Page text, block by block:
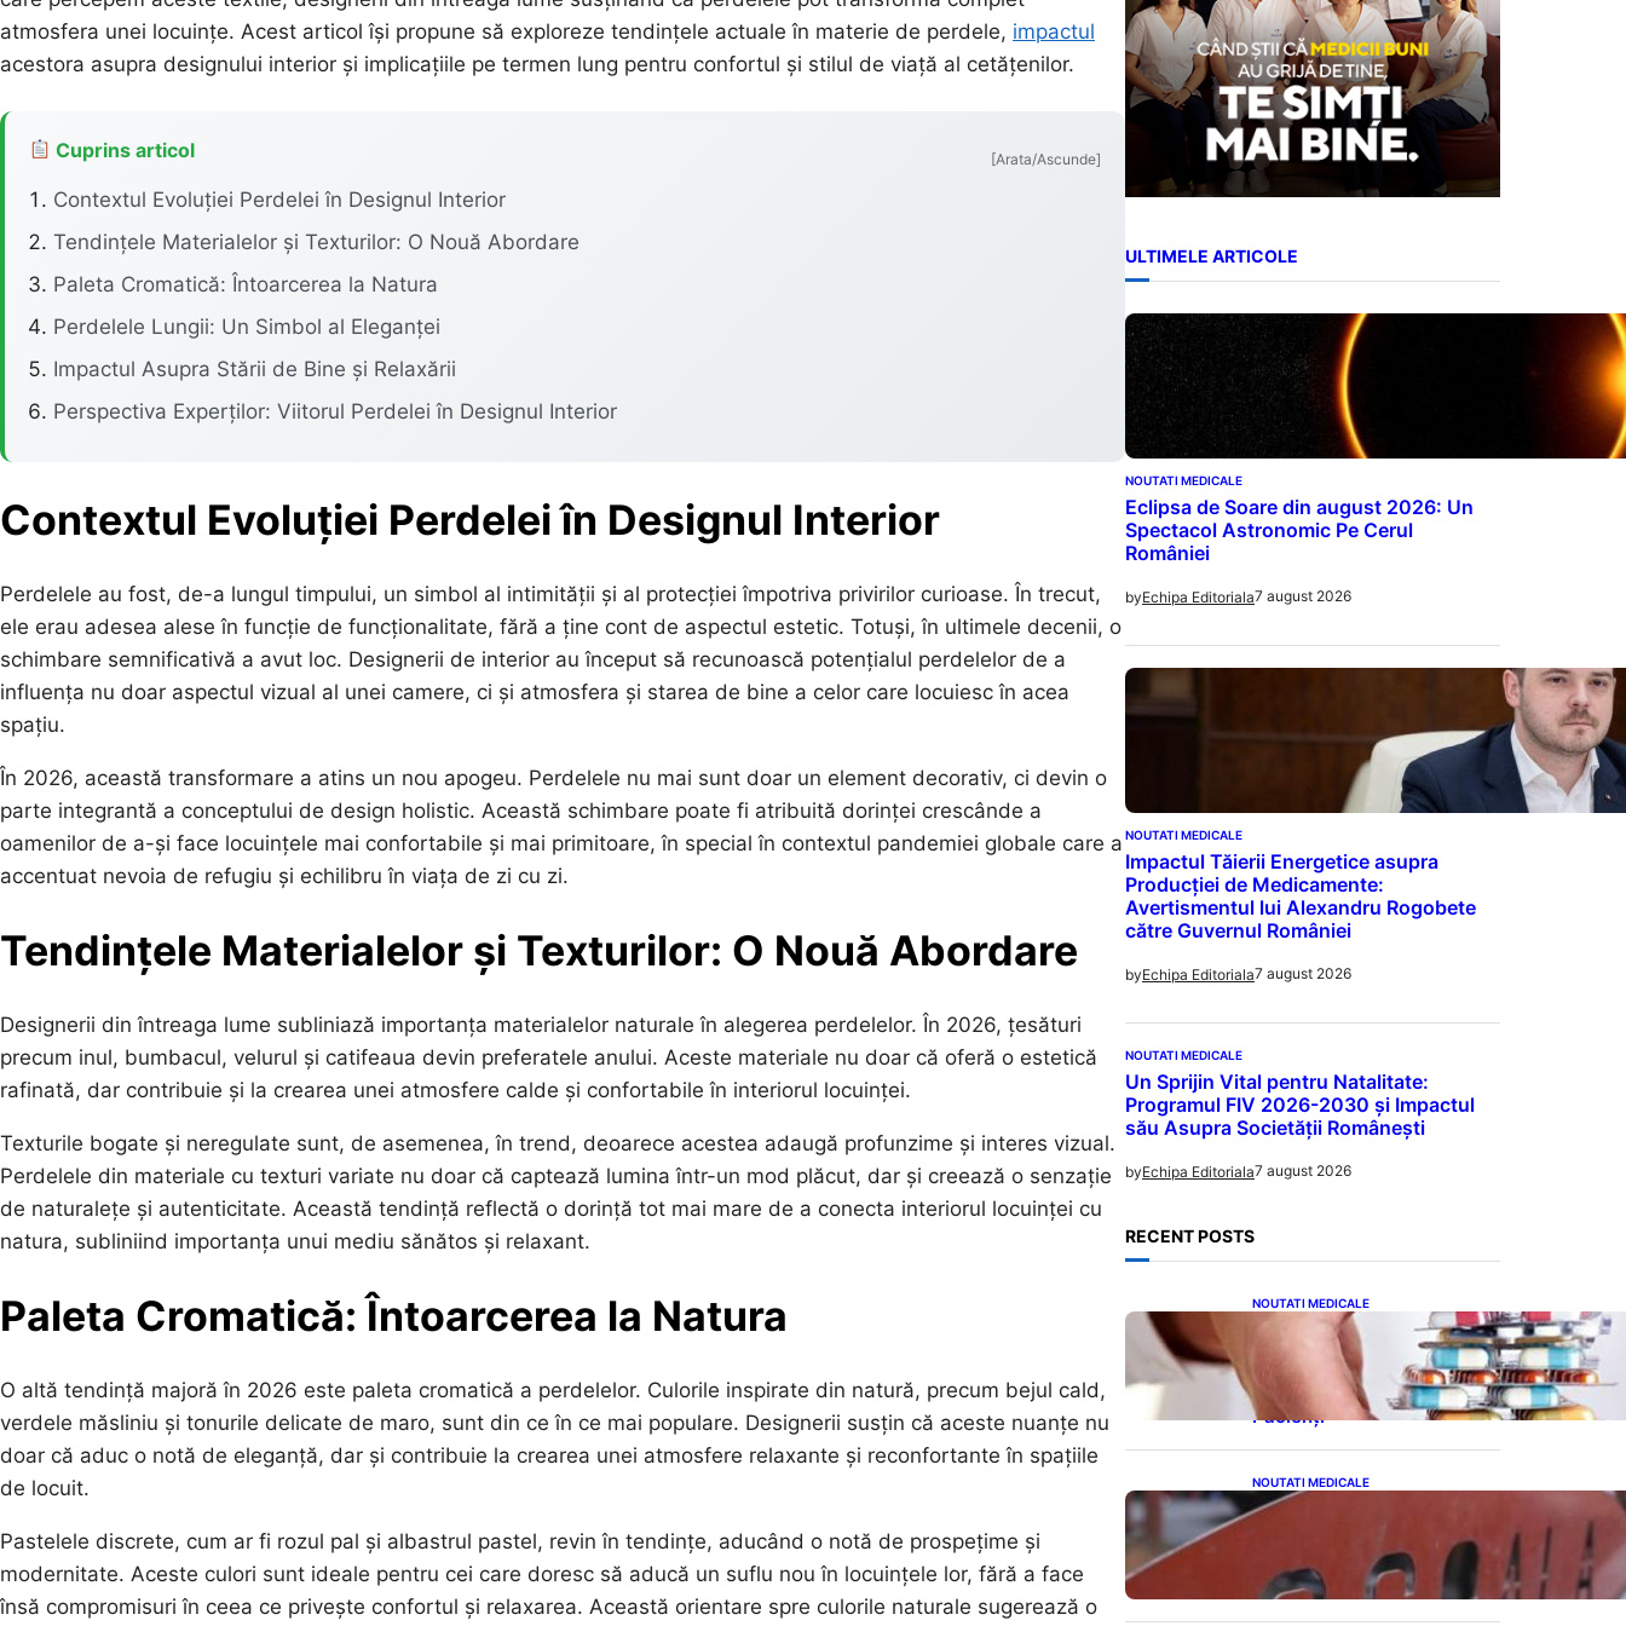
atmosfera unei locuințe. Acest articol își propune să exploreze tendințele actuale în materie de perdele, impactul
acestora asupra designului interior și implicațiile pe termen lung pentru confortul și stilul de viață al cetățenilor.
Cuprins articol [Arata/Ascunde]
Contextul Evoluției Perdelei în Designul Interior
Tendințele Materialelor și Texturilor: O Nouă Abordare
Paleta Cromatică: Întoarcerea la Natura
Perdelele Lungii: Un Simbol al Eleganței
Impactul Asupra Stării de Bine și Relaxării
Perspectiva Experților: Viitorul Perdelei în Designul Interior
Contextul Evoluției Perdelei în Designul Interior
Perdelele au fost, de-a lungul timpului, un simbol al intimității și al protecției împotriva privirilor curioase. În trecut,
ele erau adesea alese în funcție de funcționalitate, fără a ține cont de aspectul estetic. Totuși, în ultimele decenii, o
schimbare semnificativă a avut loc. Designerii de interior au început să recunoască potențialul perdelelor de a
influența nu doar aspectul vizual al unei camere, ci și atmosfera și starea de bine a celor care locuiesc în acea
spațiu.
În 2026, această transformare a atins un nou apogeu. Perdelele nu mai sunt doar un element decorativ, ci devin o
parte integrantă a conceptului de design holistic. Această schimbare poate fi atribuită dorinței crescânde a
oamenilor de a-și face locuințele mai confortabile și mai primitoare, în special în contextul pandemiei globale care a
accentuat nevoia de refugiu și echilibru în viața de zi cu zi.
Tendințele Materialelor și Texturilor: O Nouă Abordare
Designerii din întreaga lume subliniază importanța materialelor naturale în alegerea perdelelor. În 2026, țesături
precum inul, bumbacul, velurul și catifeaua devin preferatele anului. Aceste materiale nu doar că oferă o estetică
rafinată, dar contribuie și la crearea unei atmosfere calde și confortabile în interiorul locuinței.
Texturile bogate și neregulate sunt, de asemenea, în trend, deoarece acestea adaugă profunzime și interes vizual.
Perdelele din materiale cu texturi variate nu doar că captează lumina într-un mod plăcut, dar și creează o senzație
de naturalețe și autenticitate. Această tendință reflectă o dorință tot mai mare de a conecta interiorul locuinței cu
natura, subliniind importanța unui mediu sănătos și relaxant.
Paleta Cromatică: Întoarcerea la Natura
O altă tendință majoră în 2026 este paleta cromatică a perdelelor. Culorile inspirate din natură, precum bejul cald,
verdele măsliniu și tonurile delicate de maro, sunt din ce în ce mai populare. Designerii susțin că aceste nuanțe nu
doar că aduc o notă de eleganță, dar și contribuie la crearea unei atmosfere relaxante și reconfortante în spațiile
de locuit.
Pastelele discrete, cum ar fi rozul pal și albastrul pastel, revin în tendințe, aducând o notă de prospețime și
modernitate. Aceste culori sunt ideale pentru cei care doresc să aducă un suflu nou în locuințele lor, fără a face
însă compromisuri în ceea ce privește confortul și relaxarea. Această orientare spre culorile naturale sugerează o
ULTIMELE ARTICOLE
NOUTATI MEDICALE
Eclipsa de Soare din august 2026: Un
Spectacol Astronomic Pe Cerul
României
byEchipa Editoriala7 august 2026
NOUTATI MEDICALE
Impactul Tăierii Energetice asupra
Producției de Medicamente:
Avertismentul lui Alexandru Rogobete
către Guvernul României
byEchipa Editoriala7 august 2026
NOUTATI MEDICALE
Un Sprijin Vital pentru Natalitate:
Programul FIV 2026-2030 și Impactul
său Asupra Societății Românești
byEchipa Editoriala7 august 2026
RECENT POSTS
NOUTATI MEDICALE
Criza Medicamentelor
pentru Tulburări Digestive:
Ce Înseamnă Suspendarea
Colebil și Panzcebil pentru
Pacienți
NOUTATI MEDICALE
Reforma Educațională din
Liceu: O Schimbare
Fundamentală pentru
Generațiile Viitoare